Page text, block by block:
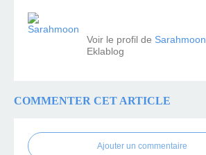
Voir le profil de Sarahmoon
Eklablog
COMMENTER CET ARTICLE
Ajouter un commentaire